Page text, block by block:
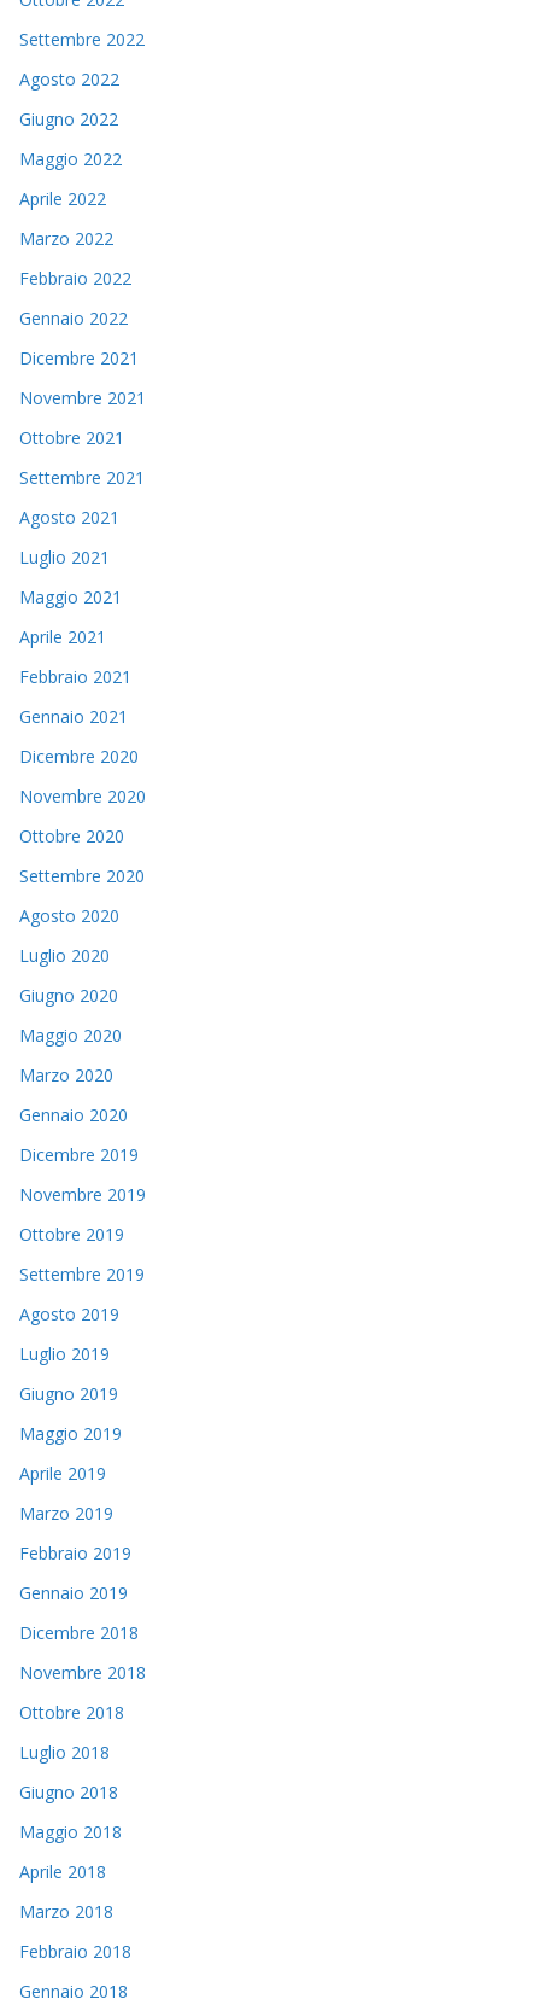
Settembre 2022
Agosto 2022
Giugno 2022
Maggio 2022
Aprile 2022
Marzo 2022
Febbraio 2022
Gennaio 2022
Dicembre 2021
Novembre 2021
Ottobre 2021
Settembre 2021
Agosto 2021
Luglio 2021
Maggio 2021
Aprile 2021
Febbraio 2021
Gennaio 2021
Dicembre 2020
Novembre 2020
Ottobre 2020
Settembre 2020
Agosto 2020
Luglio 2020
Giugno 2020
Maggio 2020
Marzo 2020
Gennaio 2020
Dicembre 2019
Novembre 2019
Ottobre 2019
Settembre 2019
Agosto 2019
Luglio 2019
Giugno 2019
Maggio 2019
Aprile 2019
Marzo 2019
Febbraio 2019
Gennaio 2019
Dicembre 2018
Novembre 2018
Ottobre 2018
Luglio 2018
Giugno 2018
Maggio 2018
Aprile 2018
Marzo 2018
Febbraio 2018
Gennaio 2018